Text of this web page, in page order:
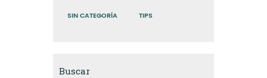
SIN CATEGORÍA TIPS
Buscar